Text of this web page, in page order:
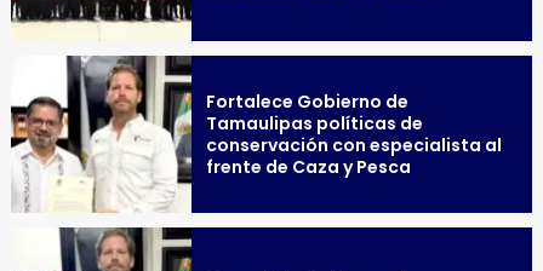
Fortalece Gobierno de
Tamaulipas políticas de
conservación con especialista al
frente de Caza y Pesca